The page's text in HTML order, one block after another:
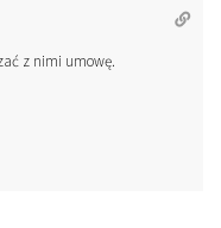
z nimi umowę.